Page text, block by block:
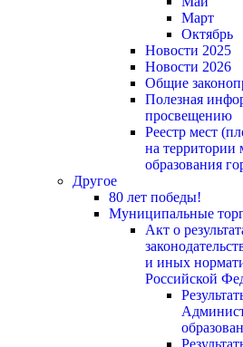
Март
Октябрь
Новости 2025
Новости 2026
Общие
Полезная
просвещению
Реестр мест
на территории
образования
Другое
80 лет победы!
Муниципальные
Акт о
и иных
Российской